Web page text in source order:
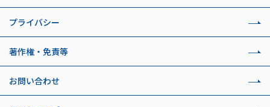
プライバシー
著作権・免責等
お問い合わせ